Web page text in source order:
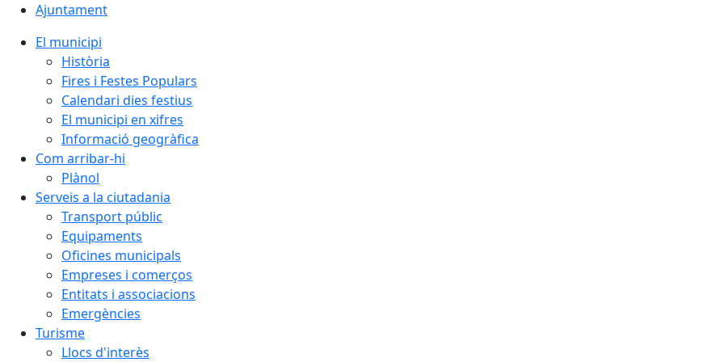
Ajuntament
El municipi
Història
Fires i Festes Populars
Calendari dies festius
El municipi en xifres
Informació geogràfica
Com arribar-hi
Plànol
Serveis a la ciutadania
Transport públic
Equipaments
Oficines municipals
Empreses i comerços
Entitats i associacions
Emergències
Turisme
Llocs d'interès